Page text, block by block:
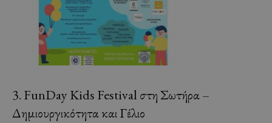
3. FunDay Kids Festival στη Σωτήρα –
Δημιουργικότητα και Γέλιο